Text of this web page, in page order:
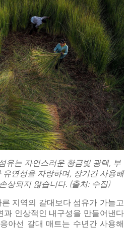
유는 자연스러운 황금빛 광택, 부
유연성을 자랑하며, 장기간 사용해
상되지 않습니다. (출처: 수집)
지역의 갈대보다 섬유가 가늘고
과 인상적인 내구성을 만들어낸다
아선 갈대 매트는 수년간 사용해